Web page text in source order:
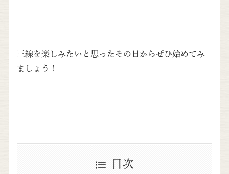
三線を楽しみたいと思ったその日からぜひ始めてみ
ましょう！
目次